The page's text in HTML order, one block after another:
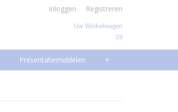
Inloggen Registreren
Uw Winkelwagen
(0)
Presentatiemiddelen +